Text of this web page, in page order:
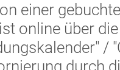
einer
online über
/
durch